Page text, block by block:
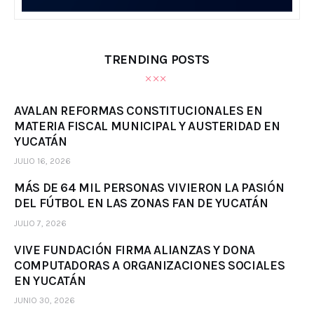
TRENDING POSTS
AVALAN REFORMAS CONSTITUCIONALES EN
MATERIA FISCAL MUNICIPAL Y AUSTERIDAD EN
YUCATÁN
JULIO 16, 2026
MÁS DE 64 MIL PERSONAS VIVIERON LA PASIÓN
DEL FÚTBOL EN LAS ZONAS FAN DE YUCATÁN
JULIO 7, 2026
VIVE FUNDACIÓN FIRMA ALIANZAS Y DONA
COMPUTADORAS A ORGANIZACIONES SOCIALES
EN YUCATÁN
JUNIO 30, 2026